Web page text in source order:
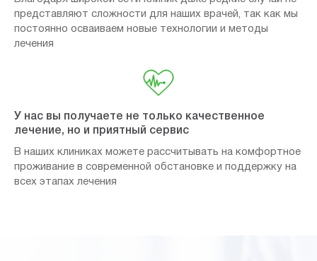
представляют сложности для наших врачей, так как мы
постоянно осваиваем новые технологии и методы
лечения
У нас вы получаете не только качественное
лечение, но и приятный сервис
В наших клиниках можете рассчитывать на комфортное
проживание в современной обстановке и поддержку на
всех этапах лечения